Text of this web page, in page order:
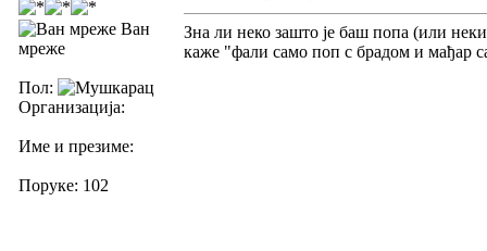
Ван
мреже
Пол:
Организација:
Име и презиме:
Поруке: 102
Зна ли неко зашто је баш попа (или
каже "фали само поп с брадом и мађар